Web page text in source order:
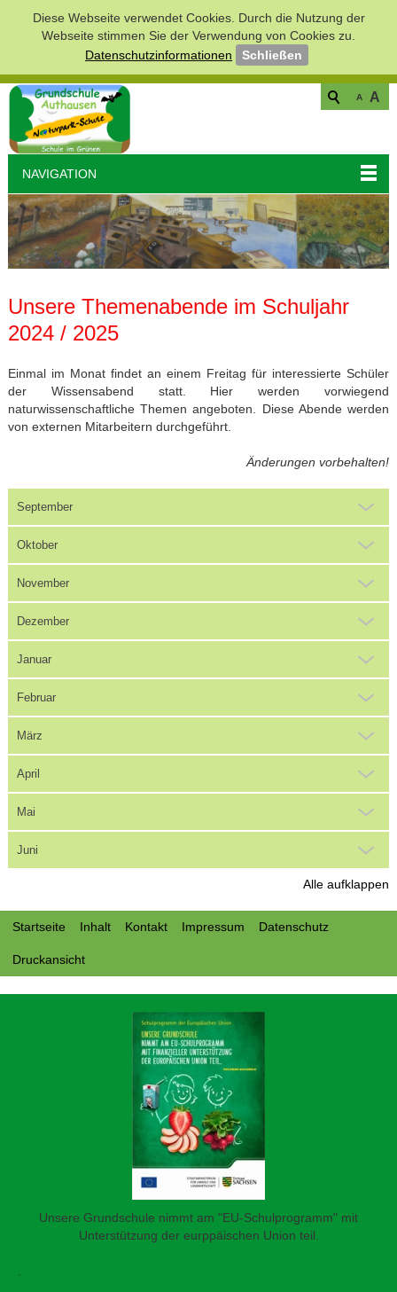
Diese Webseite verwendet Cookies. Durch die Nutzung der
Webseite stimmen Sie der Verwendung von Cookies zu.
Datenschutzinformationen
Schließen
A A
NAVIGATION
Unsere Themenabende im Schuljahr
2024 / 2025
Einmal im Monat findet an einem Freitag für interessierte Schüler
der Wissensabend statt. Hier werden vorwiegend
naturwissenschaftliche Themen angeboten. Diese Abende werden
von externen Mitarbeitern durchgeführt.
Änderungen vorbehalten!
September
Oktober
November
Dezember
Januar
Februar
März
April
Mai
Juni
Alle aufklappen
Startseite Inhalt Kontakt Impressum Datenschutz
Druckansicht
Unsere Grundschule nimmt am "EU-Schulprogramm" mit
Unterstützung der eurppäischen Union teil.
.